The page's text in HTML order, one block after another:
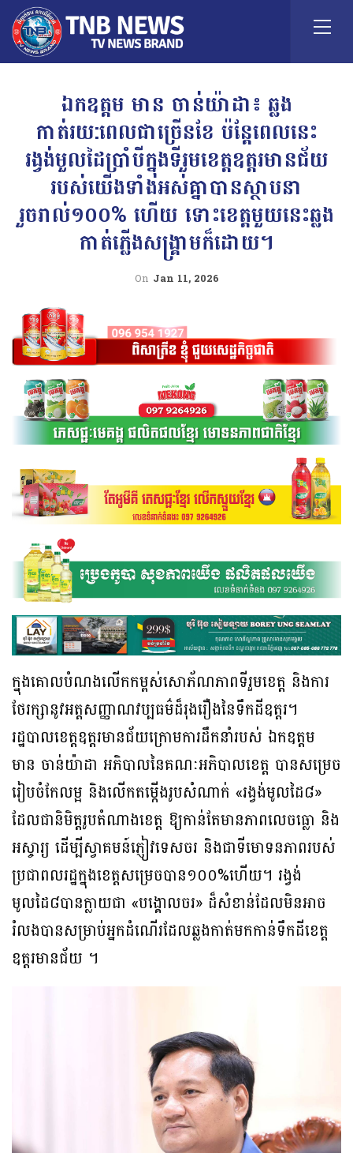
ឯកឧត្តម មាន ចាន់យ៉ាដា៖ ឆ្លង
កាត់រយ:ពេលជាច្រើនខែ ប៉ន្តែពេលនេះ
រង្វង់មួលដៃប្រាំបីក្នុងទីរួមខេត្តឧត្ដរមានជ័យ
របស់យើងទាំងអស់គ្នាបានស្ថាបនា
រួចរាល់១០០% ហើយ ទោះខេត្តមួយនេះឆ្លង
កាត់ភ្លើងសង្គ្រាមក៏ដោយ។
On Jan 11, 2026
ក្នុងគោលបំណងលើកកម្ពស់សោភ័ណភាពទីរួមខេត្ត និងការ
ថែរក្សានូវអត្តសញ្ញាណវប្បធម៌ដ៏រុងរឿងនៃទឹកដីឧត្ដរ។
រដ្ឋបាលខេត្តឧត្ដរមានជ័យក្រោមការដឹកនាំរបស់ ឯកឧត្ដម
មាន ចាន់យ៉ាដា អភិបាលនៃគណៈអភិបាលខេត្ត បានសម្រេច
រៀបចំកែលម្អ និងលើកតម្កើងរូបសំណាក់ «រង្វង់មូលដៃ៨»
ដែលជានិមិត្តរូបតំណាងខេត្ត ឱ្យកាន់តែមានភាពលេចធ្លោ និង
អស្ចារ្យ ដើម្បីស្វាគមន៍ភ្ញៀវទេសចរ និងជាទីមោទនភាពរបស់
ប្រជាពលរដ្ឋក្នុងខេត្តសម្រេចបាន១០០%ហើយ។ រង្វង់
មូលដៃ៨បានក្លាយជា «បង្គោលចរ» ដ៏សំខាន់ដែលមិនអាច
រំលងបានសម្រាប់អ្នកដំណើរដែលឆ្លងកាត់មកកាន់ទឹកដីខេត្ត
ឧត្ដរមានជ័យ ។